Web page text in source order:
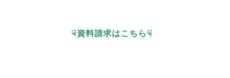
☟資料請求はこちら☟